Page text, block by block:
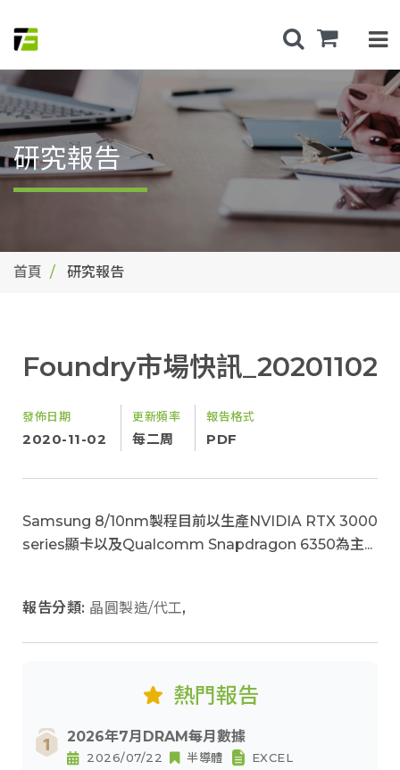
研究報告
首頁 研究報告
Foundry市場快訊_20201102
發佈日期
2020-11-02
更新頻率
每二周
報告格式
PDF
Samsung 8/10nm製程目前以生產NVIDIA RTX 3000
series顯卡以及Qualcomm Snapdragon 6350為主...
報告分類: 晶圓製造/代工,
熱門報告
2026年7月DRAM每月數據
2026/07/22 半導體 EXCEL